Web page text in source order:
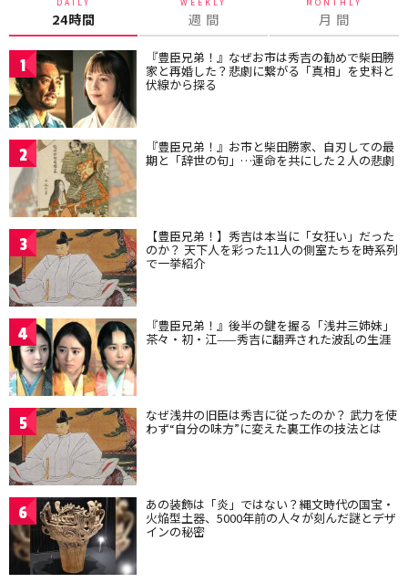
24時間 週 間 月 間
1 『豊臣兄弟！』なぜお市は秀吉の勧めで柴田勝
家と再婚した？悲劇に繋がる「真相」を史料と
伏線から探る
2 『豊臣兄弟！』お市と柴田勝家、自刃しての最
期と「辞世の句」…運命を共にした２人の悲劇
3 【豊臣兄弟！】秀吉は本当に「女狂い」だった
のか？ 天下人を彩った11人の側室たちを時系列
で一挙紹介
4 『豊臣兄弟！』後半の鍵を握る「浅井三姉妹」
茶々・初・江——秀吉に翻弄された波乱の生涯
5 なぜ浅井の旧臣は秀吉に従ったのか？ 武力を使
わず“自分の味方”に変えた裏工作の技法とは
6 あの装飾は「炎」ではない？縄文時代の国宝・
火焔型土器、5000年前の人々が刻んだ謎とデザ
インの秘密